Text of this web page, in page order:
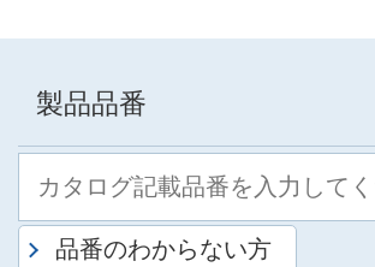
製品品番
品番のわからない方